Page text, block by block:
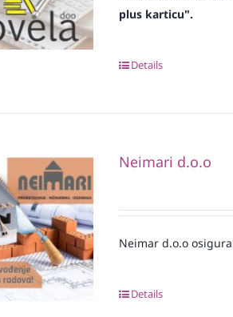
plus karticu".
Details
Neimari d.o.o
Neimar d.o.o
Details